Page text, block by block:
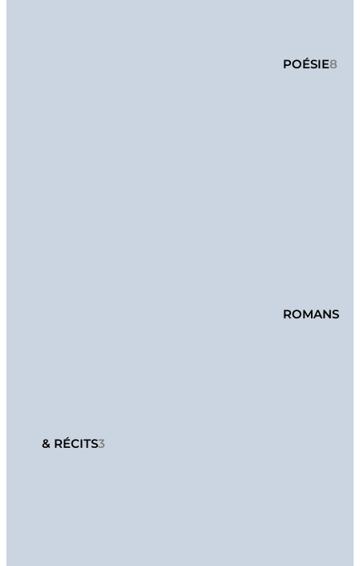
POÉSIE8
ROMANS
& RÉCITS3